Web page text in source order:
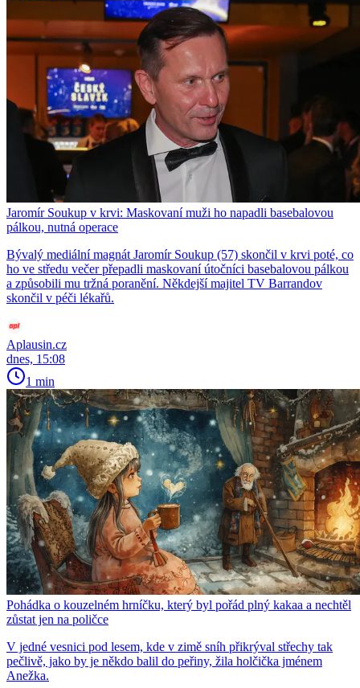
Jaromír Soukup v krvi: Maskovaní muži ho napadli basebalovou
pálkou, nutná operace
Bývalý mediální magnát Jaromír Soukup (57) skončil v krvi poté, co
ho ve středu večer přepadli maskovaní útočníci basebalovou pálkou
a způsobili mu tržná poranění. Někdejší majitel TV Barrandov
skončil v péči lékařů.
Aplausin.cz
dnes, 15:08
1 min
Pohádka o kouzelném hrníčku, který byl pořád plný kakaa a nechtěl
zůstat jen na poličce
V jedné vesnici pod lesem, kde v zimě sníh přikrýval střechy tak
pečlivě, jako by je někdo balil do peřiny, žila holčička jménem
Anežka.